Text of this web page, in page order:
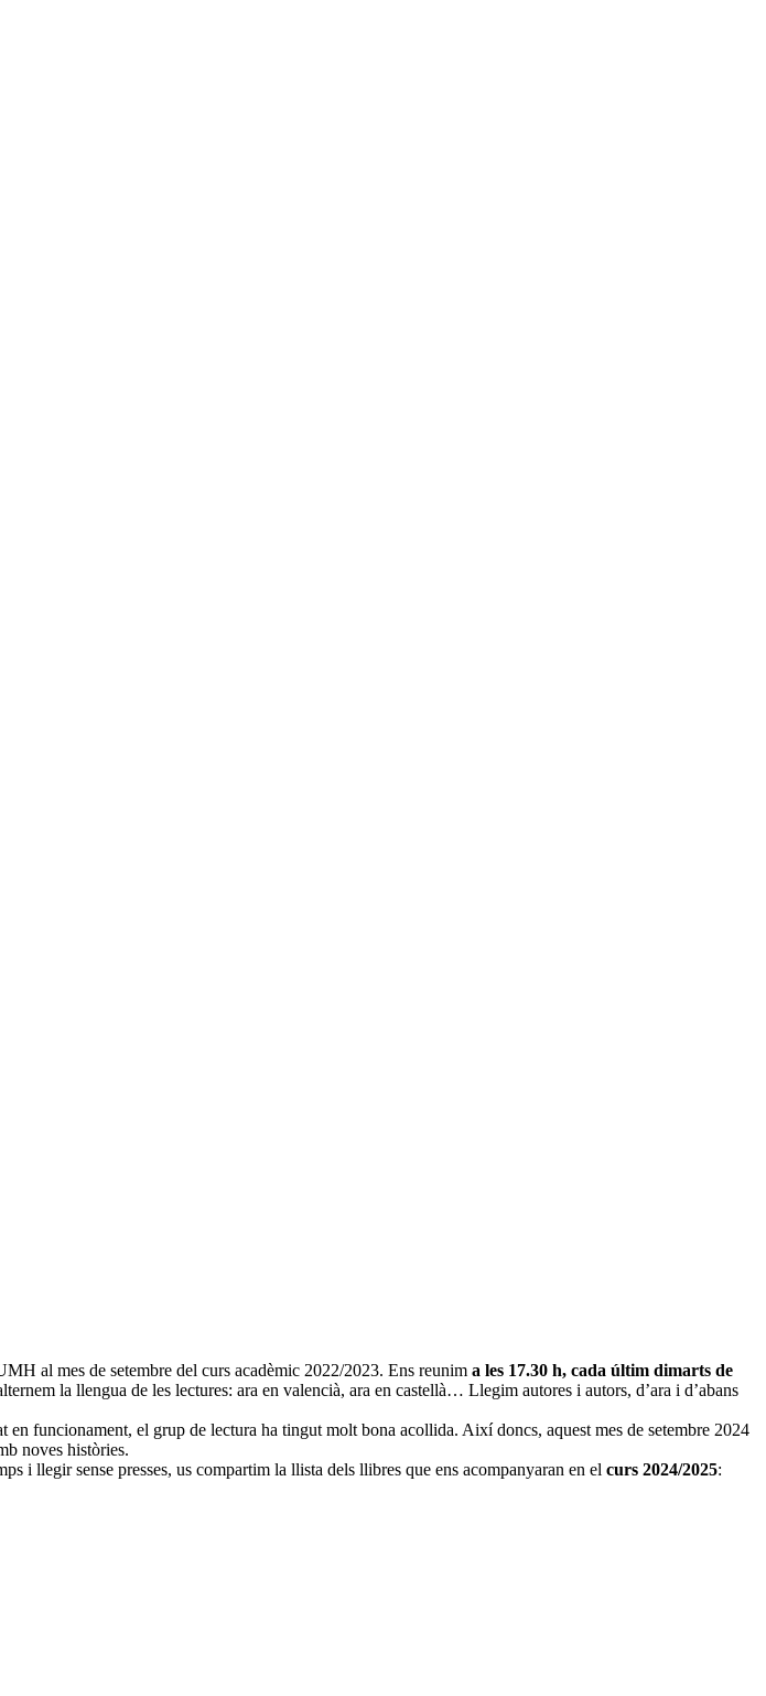
al mes de setembre del curs acadèmic 2022/2023. Ens reunim a les 17.30 h, cada últim dimarts de
la llengua de les lectures: ara en valencià, ara en castellà… Llegim autores i autors, d’ara i d’abans
funcionament, el grup de lectura ha tingut molt bona acollida. Així doncs, aquest mes de setembre 2024
noves històries.
i llegir sense presses, us compartim la llista dels llibres que ens acompanyaran en el curs 2024/2025: